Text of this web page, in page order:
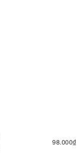
98.000₫